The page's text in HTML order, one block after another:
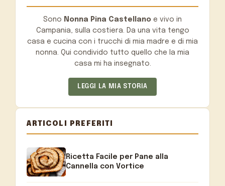
Sono Nonna Pina Castellano e vivo in
Campania, sulla costiera. Da una vita tengo
casa e cucina con i trucchi di mia madre e di mia
nonna. Qui condivido tutto quello che la mia
casa mi ha insegnato.
LEGGI LA MIA STORIA
ARTICOLI PREFERITI
Ricetta Facile per Pane alla
Cannella con Vortice